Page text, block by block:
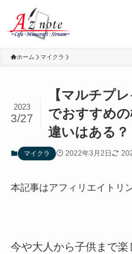
ホーム マイクラ
【マルチプ
でおすすめ
違いはある？
2023
3/27
マイクラ 2022年3月2日
本記事はアフィリエイトリ
今や大人から子供まで